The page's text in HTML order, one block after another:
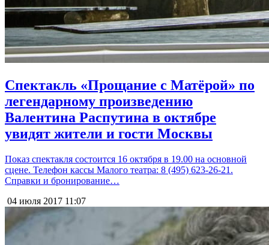
Спектакль «Прощание с Матёрой» по
легендарному произведению
Валентина Распутина в октябре
увидят жители и гости Москвы
Показ спектакля состоится 16 октября в 19.00 на основной
сцене. Телефон кассы Малого театра: 8 (495) 623-26-21.
Справки и бронирование…
04 июля 2017 11:07